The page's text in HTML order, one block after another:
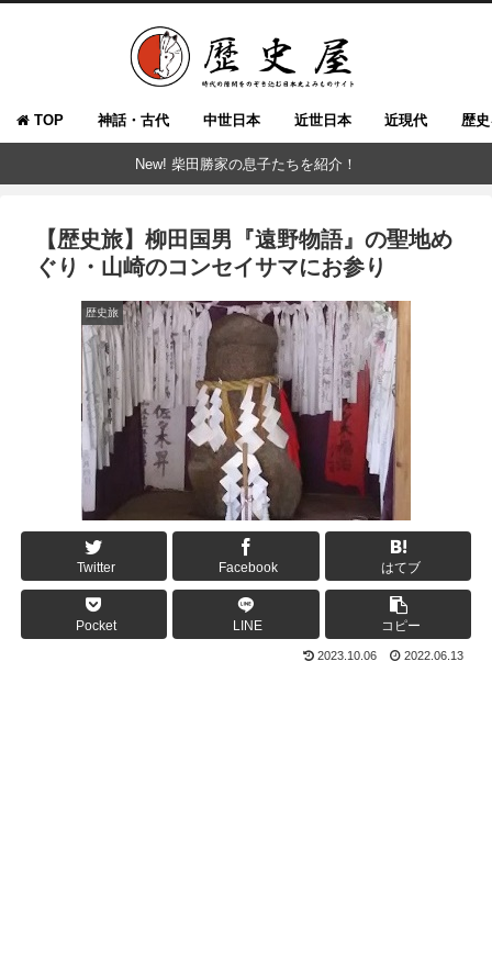
TOP 神話・古代 中世日本 近世日本 近現代 歴
New! 柴田勝家の息子たちを紹介！
【歴史旅】柳田国男『遠野物語』の聖地め
ぐり・山崎のコンセイサマにお参り
歴史旅
Twitter Facebook はてブ
Pocket LINE コピー
2023.10.06 2022.06.13